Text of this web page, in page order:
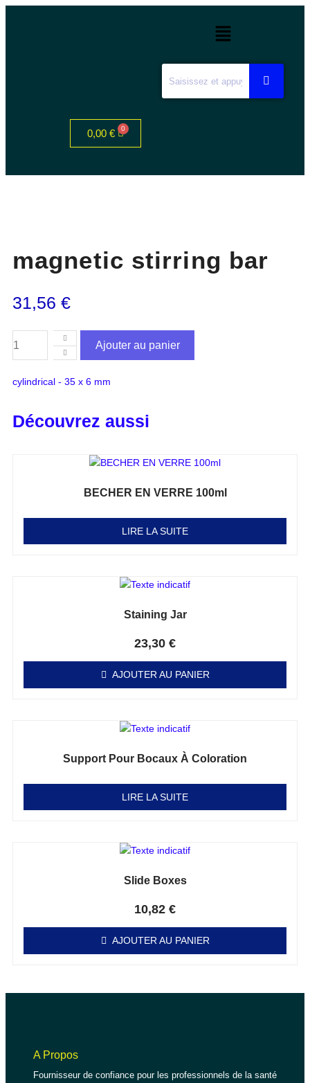
0,00 €
magnetic stirring bar
31,56 €
Ajouter au panier
cylindrical - 35 x 6 mm
Découvrez aussi
BECHER EN VERRE 100ml
LIRE LA SUITE
Staining Jar
23,30 €
AJOUTER AU PANIER
Support Pour Bocaux À Coloration
LIRE LA SUITE
Slide Boxes
10,82 €
AJOUTER AU PANIER
A Propos
Fournisseur de confiance pour les professionnels de la santé